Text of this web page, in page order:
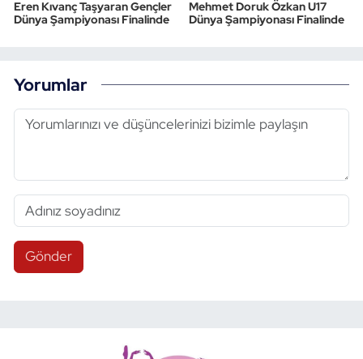
Eren Kıvanç Taşyaran Gençler
Dünya Şampiyonası Finalinde
Mehmet Doruk Özkan U17
Dünya Şampiyonası Finalinde
Yorumlar
Gönder